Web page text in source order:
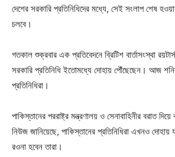
দেশের সরকারি প্রতিনিধিদের মধ্যে, সেই সংলাপ শেষ
চলবে।
গতকাল শুক্রবার এক প্রতিবেদনে ব্রিটিশ বার্তাসংস্থা
সরকারি প্রতিনিধি ইতোমধ্যে দোহায় পৌঁছেছেন। আজ
প্রতিনিধিরা।
পাকিস্তানের পররাষ্ট্র মন্ত্রণালয় ও সেনাবাহিনীর বরাত
নিউজ জানিয়েছে, পাকিস্তানের প্রতিনিধিরা এখনও
রওনা হবেন তারা।